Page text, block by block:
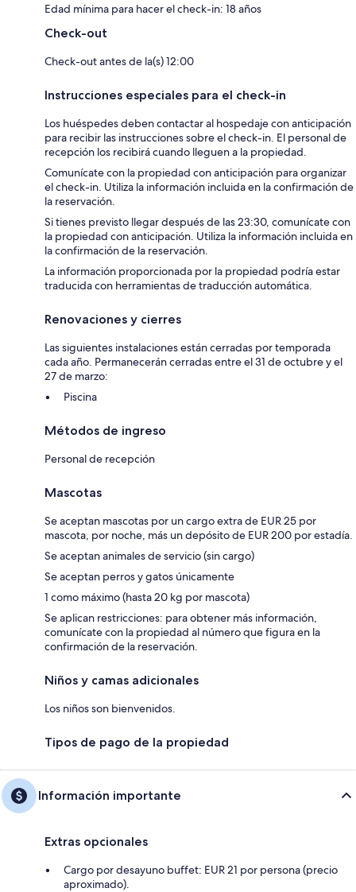
Edad mínima para hacer el check-in: 18 años
Check-out
Check-out antes de la(s) 12:00
Instrucciones especiales para el check-in
Los huéspedes deben contactar al hospedaje con anticipación
para recibir las instrucciones sobre el check-in. El personal de
recepción los recibirá cuando lleguen a la propiedad.
Comunícate con la propiedad con anticipación para organizar
el check-in. Utiliza la información incluida en la confirmación de
la reservación.
Si tienes previsto llegar después de las 23:30, comunícate con
la propiedad con anticipación. Utiliza la información incluida en
la confirmación de la reservación.
La información proporcionada por la propiedad podría estar
traducida con herramientas de traducción automática.
Renovaciones y cierres
Las siguientes instalaciones están cerradas por temporada
cada año. Permanecerán cerradas entre el 31 de octubre y el
27 de marzo:
Piscina
Métodos de ingreso
Personal de recepción
Mascotas
Se aceptan mascotas por un cargo extra de EUR 25 por
mascota, por noche, más un depósito de EUR 200 por estadía.
Se aceptan animales de servicio (sin cargo)
Se aceptan perros y gatos únicamente
1 como máximo (hasta 20 kg por mascota)
Se aplican restricciones: para obtener más información,
comunícate con la propiedad al número que figura en la
confirmación de la reservación.
Niños y camas adicionales
Los niños son bienvenidos.
Tipos de pago de la propiedad
Información importante
Extras opcionales
Cargo por desayuno buffet: EUR 21 por persona (precio
aproximado).